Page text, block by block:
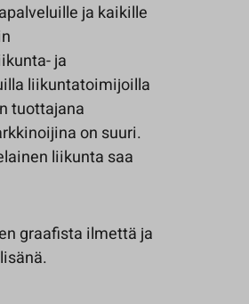
ja kaikille
ja
liikuntatoimijoilla
tuottajana
on suuri.
liikunta saa
graafista ilmettä ja